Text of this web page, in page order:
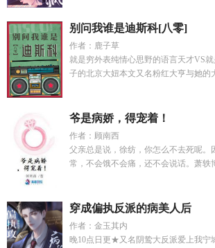
别问我谁是迪斯科[八零]
作者：鹿子草
就是穷外表纯情心思野的语言天才VS
子的北京大妞本文又名粉红大亨与她的
爷是病娇，得宠着！
作者：顾南西
父亲总是说，徐纺，你怎么不去死呢。
常，不会饿不会痛，还不会说话。萧轶
穿成偏执反派的病美人后
作者：金玉其内
晚10点日更★又名阴鸷大反派爱上我宁